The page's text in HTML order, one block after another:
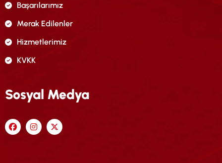
Başarılarımız
Merak Edilenler
Hizmetlerimiz
KVKK
Sosyal Medya